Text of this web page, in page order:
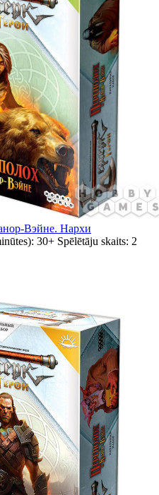
Вэйне. Нархи
30+ Spēlētāju skaits: 2